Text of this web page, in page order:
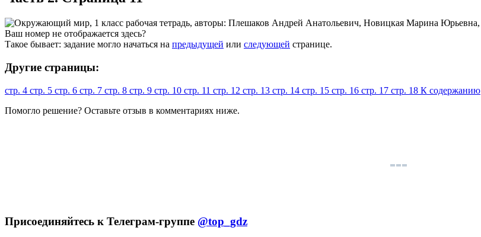
Ваш номер не отображается здесь?
Такое бывает: задание могло начаться на предыдущей или следующей странице.
Другие страницы:
стр. 4 стр. 5 стр. 6 стр. 7 стр. 8 стр. 9 стр. 10 стр. 11 стр. 12 стр. 13 стр. 14 стр. 15 стр. 16 стр. 17 стр. 18 К содержанию
Помогло решение? Оставьте отзыв в комментариях ниже.
Присоединяйтесь к Телеграм-группе @top_gdz